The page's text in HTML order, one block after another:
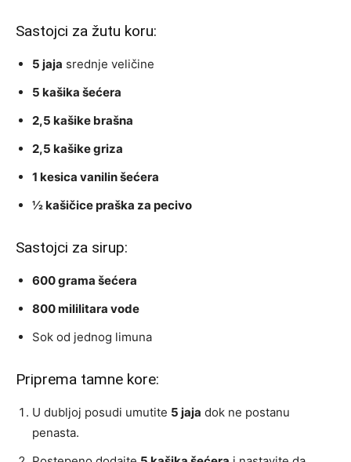
Sastojci za žutu koru:
5 jaja srednje veličine
5 kašika šećera
2,5 kašike brašna
2,5 kašike griza
1 kesica vanilin šećera
½ kašičice praška za pecivo
Sastojci za sirup:
600 grama šećera
800 mililitara vode
Sok od jednog limuna
Priprema tamne kore:
U dubljoj posudi umutite 5 jaja dok ne postanu
penasta.